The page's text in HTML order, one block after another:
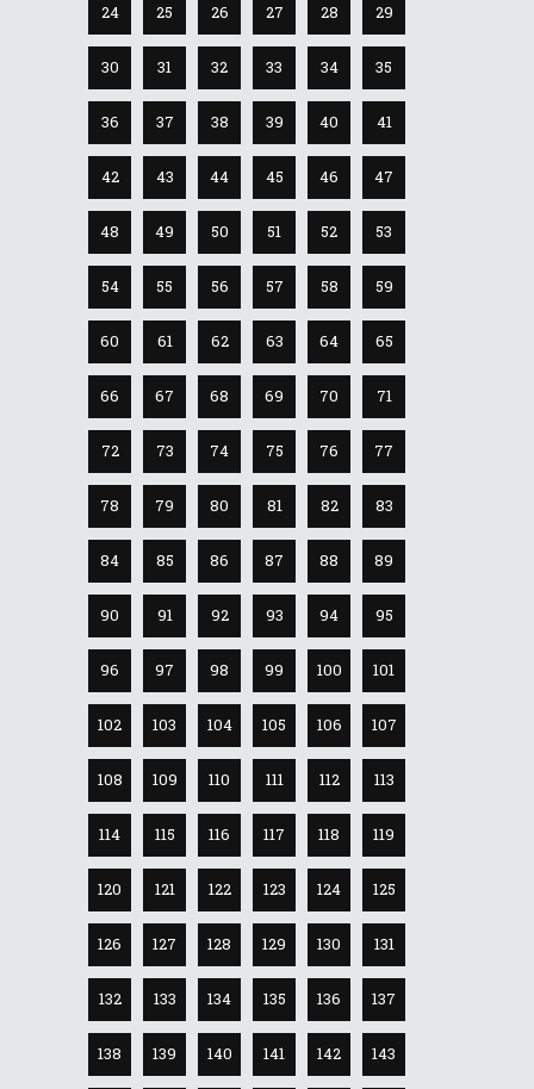
24 25 26 27 28 29
30 31 32 33 34 35
36 37 38 39 40 41
42 43 44 45 46 47
48 49 50 51 52 53
54 55 56 57 58 59
60 61 62 63 64 65
66 67 68 69 70 71
72 73 74 75 76 77
78 79 80 81 82 83
84 85 86 87 88 89
90 91 92 93 94 95
96 97 98 99 100 101
102 103 104 105 106 107
108 109 110 111 112 113
114 115 116 117 118 119
120 121 122 123 124 125
126 127 128 129 130 131
132 133 134 135 136 137
138 139 140 141 142 143